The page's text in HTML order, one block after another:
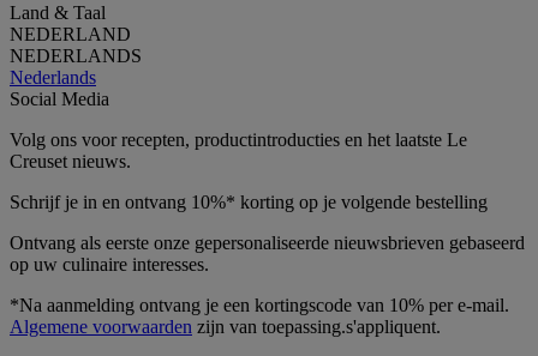
Land & Taal
NEDERLAND
NEDERLANDS
Nederlands
Social Media
Volg ons voor recepten, productintroducties en het laatste Le
Creuset nieuws.
Schrijf je in en ontvang 10%* korting op je volgende bestelling
Ontvang als eerste onze gepersonaliseerde nieuwsbrieven gebaseerd
op uw culinaire interesses.
*Na aanmelding ontvang je een kortingscode van 10% per e-mail.
Algemene voorwaarden zijn van toepassing.s'appliquent.